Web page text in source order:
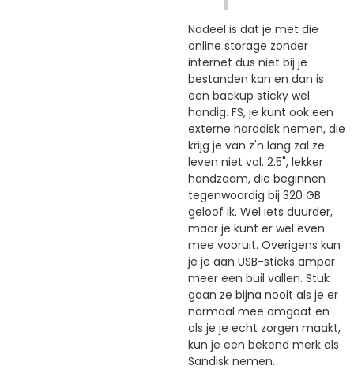
Nadeel is dat je met die
online storage zonder
internet dus niet bij je
bestanden kan en dan is
een backup sticky wel
handig. FS, je kunt ook een
externe harddisk nemen, die
krijg je van z'n lang zal ze
leven niet vol. 2.5", lekker
handzaam, die beginnen
tegenwoordig bij 320 GB
geloof ik. Wel iets duurder,
maar je kunt er wel even
mee vooruit. Overigens kun
je je aan USB-sticks amper
meer een buil vallen. Stuk
gaan ze bijna nooit als je er
normaal mee omgaat en
als je je echt zorgen maakt,
kun je een bekend merk als
Sandisk nemen.